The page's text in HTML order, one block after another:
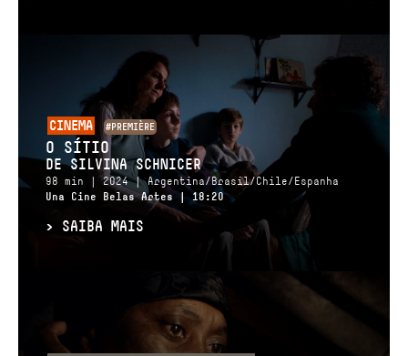
CINEMA #PREMIÈRE
O SÍTIO
DE SILVINA SCHNICER
98 min | 2024 | Argentina/Brasil/Chile/Espanha
Una Cine Belas Artes | 18:20
> SAIBA MAIS